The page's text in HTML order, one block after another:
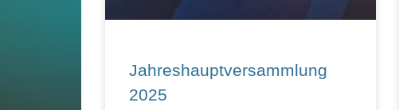
Jahreshauptversammlung
2025